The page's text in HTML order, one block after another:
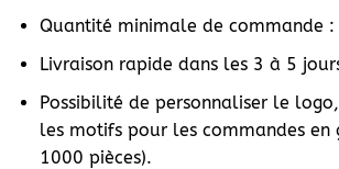
Quantité minimale de commande :
Livraison rapide dans les 3 à 5
Possibilité de personnaliser le
les motifs pour les commandes en
1000 pièces).